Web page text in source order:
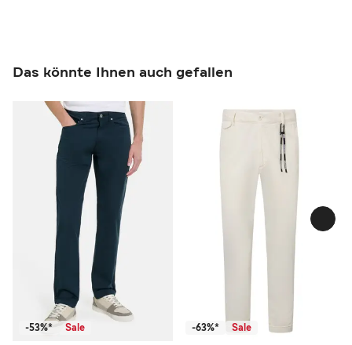
Das könnte Ihnen auch gefallen
-53%* Sale -63%* Sale